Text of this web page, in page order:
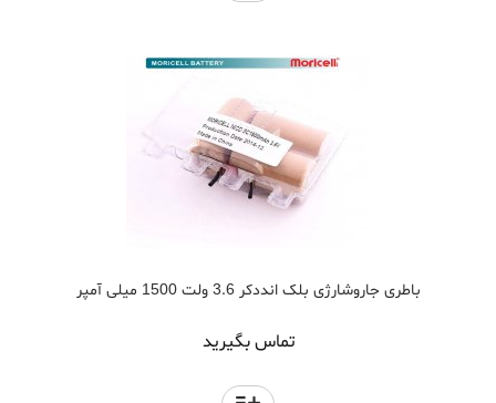
باطری جاروشارژی بلک انددکر 3.6 ولت 1500 میلی آمپر
تماس بگیرید